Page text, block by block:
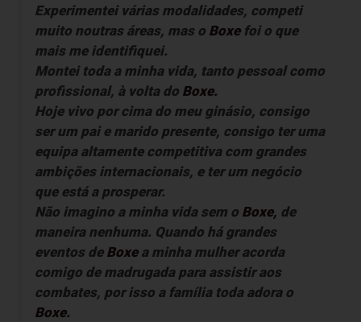
Experimentei várias modalidades, competi
muito noutras áreas, mas o Boxefoi o que
mais me identifiquei.
Montei toda a minha vida, tanto pessoal como
profissional, à volta do Boxe.
Hoje vivo por cima do meu ginásio, consigo
ser um pai e marido presente, consigo ter uma
equipa altamente competitiva com grandes
ambições internacionais, e ter um negócio
que está a prosperar.
Não imagino a minha vida sem o Boxe, de
maneira nenhuma. Quando há grandes
eventos de Boxea minha mulher acorda
comigo de madrugada para assistir aos
combates, por isso a família toda adora o
Boxe.